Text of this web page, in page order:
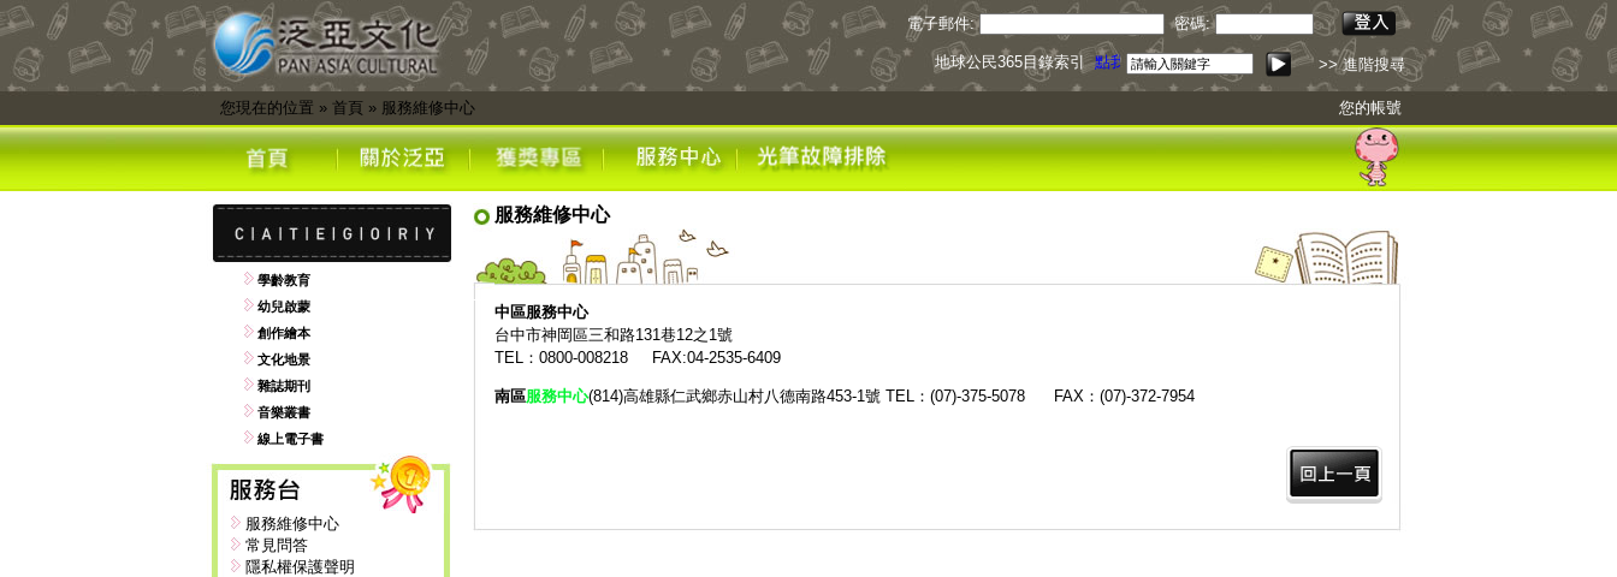
電子郵件: 密碼:
地球公民365目錄索引點我下載 >> 進階搜尋
您現在的位置 » 首頁» 服務維修中心 您的帳號
學齡教育
幼兒啟蒙
創作繪本
文化地景
雜誌期刊
音樂叢書
線上電子書
服務維修中心
常見問答
隱私權保護聲明
服務維修中心
中區服務中心
台中市神岡區三和路131巷12之1號
TEL：0800-008218 FAX:04-2535-6409
南區服務中心(814)高雄縣仁武鄉赤山村八德南路453-1號 TEL：(07)-375-5078 FAX：(07)-372-7954